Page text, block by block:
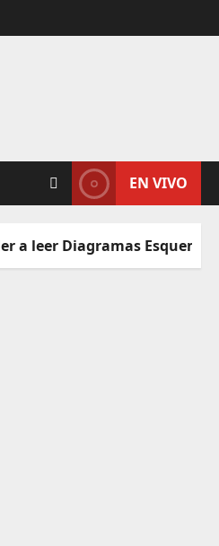
EN VIVO
a leer Diagramas